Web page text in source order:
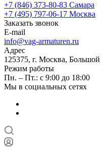
+7 (846) 373-80-83 Самара
+7 (495) 797-06-17 Москва
Заказать звонок
E-mail
info@vag-armaturen.ru
Адрес
125375, г. Москва,
Режим работы
Пн. – Пт.: с 9:00 до 18:00
Мы в социальных сетях